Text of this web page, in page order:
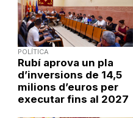
POLÍTICA
Rubí aprova un pla
d’inversions de 14,5
milions d’euros per
executar fins al 2027